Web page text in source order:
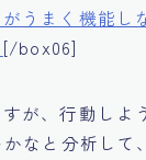
うまく機能し
[/box06]
が、行動しよ
なと分析して